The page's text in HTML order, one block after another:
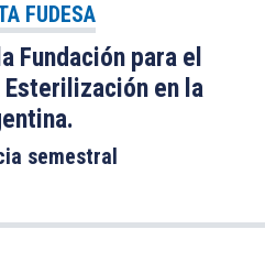
FUDESA
Fundación para el
en la
semestral